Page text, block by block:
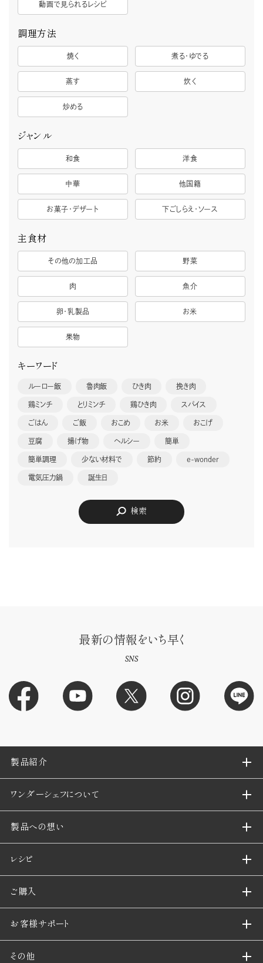
動画で見られるレシピ
調理方法
焼く 煮る・ゆでる
蒸す 炊く
炒める
ジャンル
和食 洋食
中華 他国籍
お菓子・デザート 下ごしらえ・ソース
主食材
その他の加工品 野菜
肉 魚介
卵・乳製品 お米
果物
キーワード
ルーロー飯 魯肉飯 ひき肉 挽き肉
鶏ミンチ とりミンチ 鶏ひき肉 スパイス
ごはん ご飯 おこめ お米 おこげ
豆腐 揚げ物 ヘルシー 簡単
簡単調理 少ない材料で 節約 e-wonder
電気圧力鍋 誕生日
検索
最新の情報をいち早く
SNS
製品紹介
ワンダーシェフについて
製品への想い
レシピ
ご購入
お客様サポート
その他